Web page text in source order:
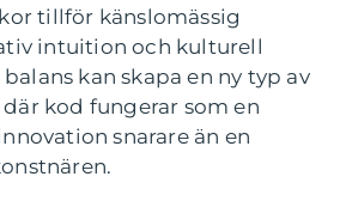
tillför känslomässig
intuition och kulturell
kan skapa en ny typ av
kod fungerar som en
snarare än en